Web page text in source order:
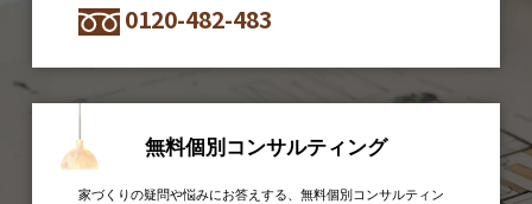
0120-482-483
無料個別コンサルティング
家づくりの疑問や悩みにお答えする、無料個別コンサルティン